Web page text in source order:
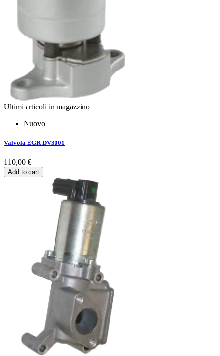
Ultimi articoli in magazzino
Nuovo
Valvola EGR DV3001
110,00 €
Add to cart